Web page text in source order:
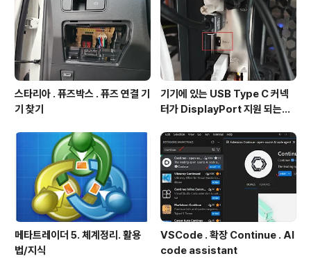
스타리아 . 퓨즈박스 . 퓨즈 연결 기
기 찾기
기기에 있는 USB Type C 커넥
터가 DisplayPort 지원 되는지
메타트레이더 5. 체계정리. 활용
법/지식
VSCode . 확장 Continue . AI
code assistant